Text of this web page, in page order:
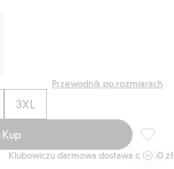
Przewodnik po rozmiarach
3XL
Kup
Klubowiczu darmowa dostawa od 150 zł